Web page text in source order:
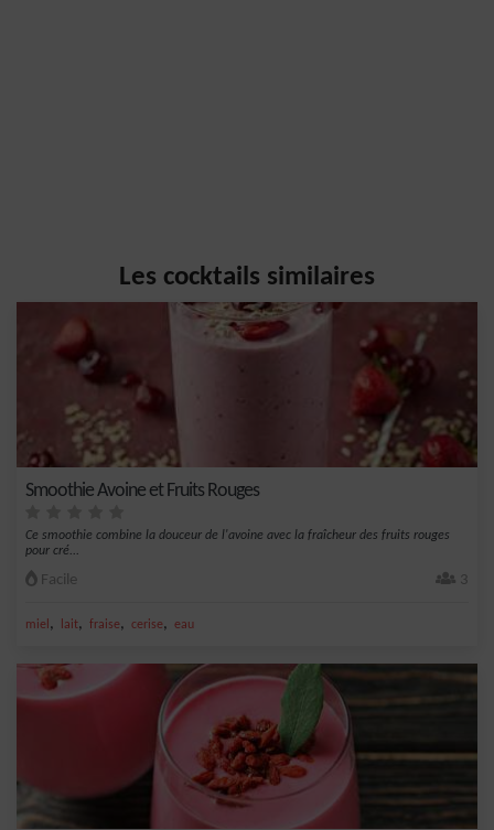
Les cocktails similaires
Smoothie Avoine et Fruits Rouges
Ce smoothie combine la douceur de l'avoine avec la fraîcheur des fruits rouges
pour cré...
Facile 3
miel , lait, fraise, cerise, eau